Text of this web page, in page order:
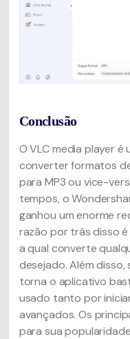
Conclusão
O VLC media player
converter formatos
para MP3 ou vice-
tempos, o
ganhou um enorme
razão por trás disso
a qual converte
desejado. Além disso,
torna o aplicativo
usado tanto por
avançados. Os
para sua